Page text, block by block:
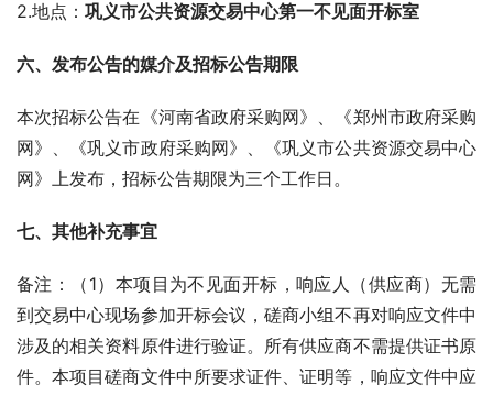
2.地点： 巩义市公共资源交易中心第一不见面开标室
六、发布公告的媒介及招标公告期限
本次招标公告在《河南省政府采购网》、《郑州市政府采购
网》、《巩义市政府采购网》、《巩义市公共资源交易中心
网》上发布，招标公告期限为三个工作日。
七、其他补充事宜
备注：（1）本项目为不见面开标，响应人（供应商）无需
到交易中心现场参加开标会议，磋商小组不再对响应文件中
涉及的相关资料原件进行验证。所有供应商不需提供证书原
件。本项目磋商文件中所要求证件、证明等，响应文件中应